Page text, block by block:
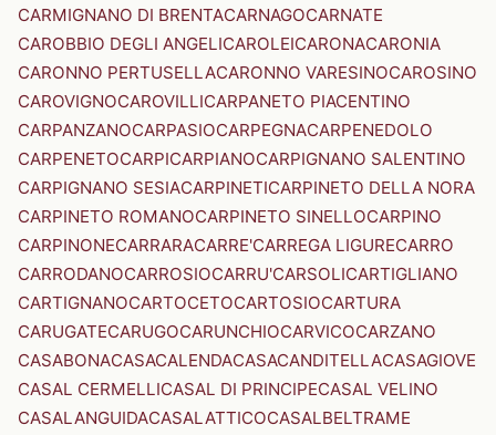
CARMIGNANO DI BRENTACARNAGOCARNATE
CAROBBIO DEGLI ANGELICAROLEICARONACARONIA
CARONNO PERTUSELLACARONNO VARESINOCAROSINO
CAROVIGNOCAROVILLICARPANETO PIACENTINO
CARPANZANOCARPASIOCARPEGNACARPENEDOLO
CARPENETOCARPICARPIANOCARPIGNANO SALENTINO
CARPIGNANO SESIACARPINETICARPINETO DELLA NORA
CARPINETO ROMANOCARPINETO SINELLOCARPINO
CARPINONECARRARACARRE'CARREGA LIGURECARRO
CARRODANOCARROSIOCARRU'CARSOLICARTIGLIANO
CARTIGNANOCARTOCETOCARTOSIOCARTURA
CARUGATECARUGOCARUNCHIOCARVICOCARZANO
CASABONACASACALENDACASACANDITELLACASAGIOVE
CASAL CERMELLICASAL DI PRINCIPECASAL VELINO
CASALANGUIDACASALATTICOCASALBELTRAME